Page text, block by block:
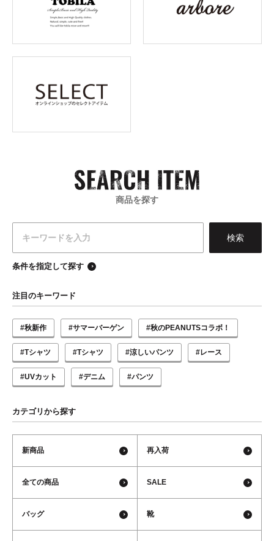
商品を探す
条件を指定して探す
注目のキーワード
#秋新作 #サマーバーゲン #秋のPEANUTSコラボ！
#Tシャツ #Tシャツ #涼しいパンツ #レース
#UVカット #デニム #パンツ
カテゴリから探す
新商品 再入荷
全ての商品 SALE
バッグ 靴